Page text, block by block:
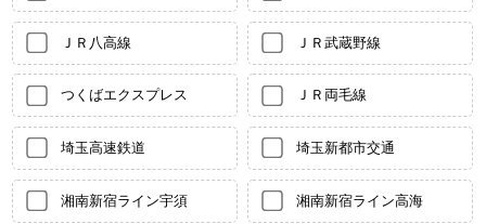
ＪＲ八高線 ＪＲ武蔵野線
つくばエクスプレス ＪＲ両毛線
埼玉高速鉄道 埼玉新都市交通
湘南新宿ライン宇須 湘南新宿ライン高海